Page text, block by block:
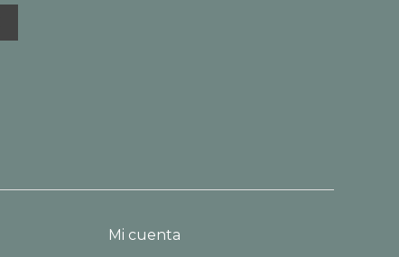
Mi cuenta